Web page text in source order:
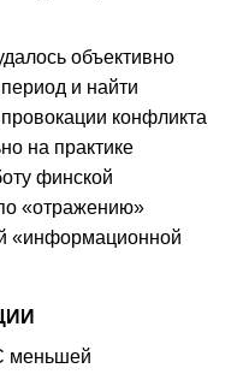
объективно
и найти
конфликта
на практике
финской
«отражению»
«информационной
меньшей